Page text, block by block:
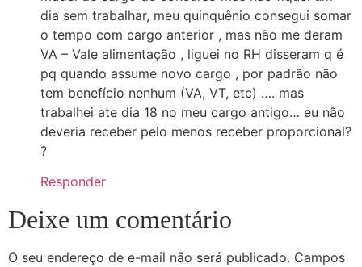
dia sem trabalhar, meu quinquênio consegui somar
o tempo com cargo anterior , mas não me deram
VA – Vale alimentação , liguei no RH disseram q é
pq quando assume novo cargo , por padrão não
tem benefício nenhum (VA, VT, etc) …. mas
trabalhei ate dia 18 no meu cargo antigo… eu não
deveria receber pelo menos receber proporcional?
?
Responder
Deixe um comentário
O seu endereço de e-mail não será publicado. Campos